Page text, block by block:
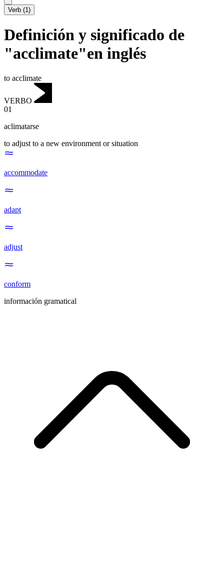
Verb (1)
Definición y significado de
"acclimate"en inglés
to acclimate
VERBO
01
aclimatarse
to adjust to a new environment or situation
accommodate
adapt
adjust
conform
información gramatical